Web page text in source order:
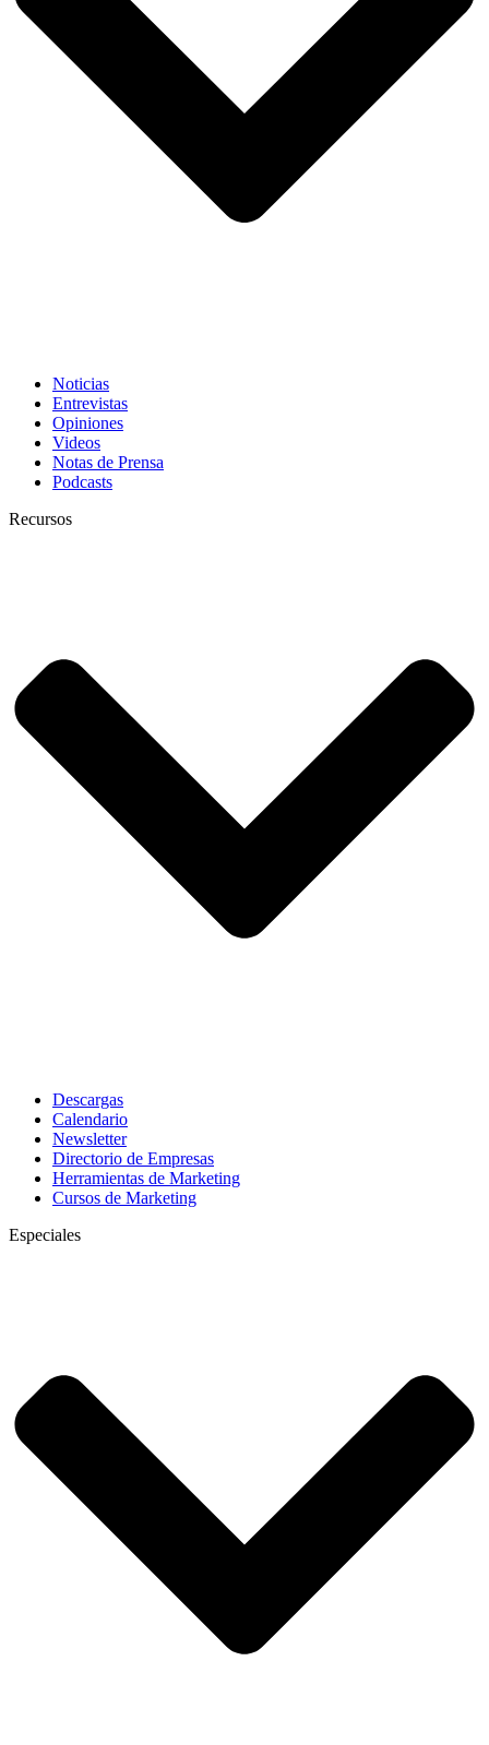
Noticias
Entrevistas
Opiniones
Videos
Notas de Prensa
Podcasts
Recursos
Descargas
Calendario
Newsletter
Directorio de Empresas
Herramientas de Marketing
Cursos de Marketing
Especiales